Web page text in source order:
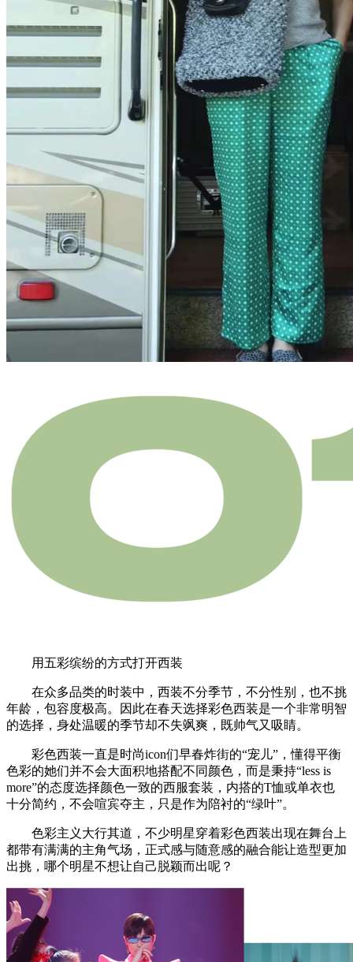
用五彩缤纷的方式打开西装
在众多品类的时装中，西装不分季节，不分性别，也不挑
年龄，包容度极高。因此在春天选择彩色西装是一个非常明智
的选择，身处温暖的季节却不失飒爽，既帅气又吸睛。
彩色西装一直是时尚icon们早春炸街的“宠儿”，懂得平衡
色彩的她们并不会大面积地搭配不同颜色，而是秉持“less is
more”的态度选择颜色一致的西服套装，内搭的T恤或单衣也
十分简约，不会喧宾夺主，只是作为陪衬的“绿叶”。
色彩主义大行其道，不少明星穿着彩色西装出现在舞台上
都带有满满的主角气场，正式感与随意感的融合能让造型更加
出挑，哪个明星不想让自己脱颖而出呢？